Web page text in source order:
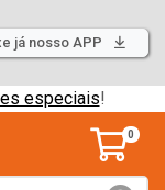
já nosso APP
especiais!
0